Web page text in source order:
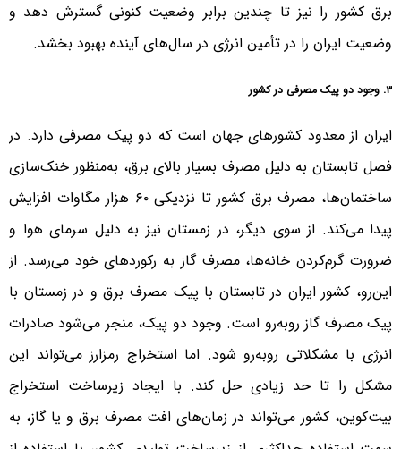
برق کشور را نیز تا چندین برابر وضعیت کنونی گسترش دهد و
وضعیت ایران را در تأمین انرژی در سال‌های آینده بهبود بخشد.
۳. وجود دو پیک مصرفی در کشور
ایران از معدود کشورهای جهان است که دو پیک مصرفی دارد. در
فصل تابستان به دلیل مصرف بسیار بالای برق، به‌منظور خنک‌سازی
ساختمان‌ها، مصرف برق کشور تا نزدیکی ۶۰ هزار مگاوات افزایش
پیدا می‌کند. از سوی دیگر، در زمستان نیز به دلیل سرمای هوا و
ضرورت گرم‌کردن خانه‌ها، مصرف گاز به رکوردهای خود می‌رسد. از
این‌رو، کشور ایران در تابستان با پیک مصرف برق و در زمستان با
پیک مصرف گاز روبه‌رو است. وجود دو پیک، منجر می‌شود صادرات
انرژی با مشکلاتی روبه‌رو شود. اما استخراج رمزارز می‌تواند این
مشکل را تا حد زیادی حل کند. با ایجاد زیرساخت استخراج
بیت‌کوین، کشور می‌تواند در زمان‌های افت مصرف برق و یا گاز، به